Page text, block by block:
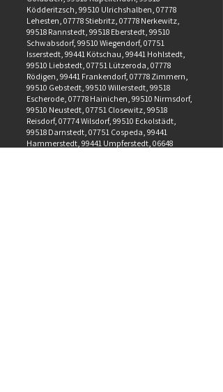
Ködderitzsch, 99510 Ulrichshalben, 07778
Lehesten, 07778 Stiebritz, 07778 Nerkewitz,
99518 Rannstedt, 99518 Eberstedt, 99510
Schwabsdorf, 99510 Wiegendorf, 07751
Isserstedt, 99441 Kötschau, 99441 Hohlstedt,
99510 Liebstedt, 07751 Lützeroda, 07778
Rödigen, 99441 Frankendorf, 07778 Zimmern,
99510 Gebstedt, 99510 Willerstedt, 99518
Escherode, 07778 Hainichen, 99510 Nirmsdorf,
99510 Neustedt, 07751 Closewitz, 99518
Reisdorf, 07774 Wilsdorf, 99510 Eckolstädt,
99518 Darnstedt, 07751 Cospeda, 99441
Hammerstedt, 99441 Umpferstedt, 06648